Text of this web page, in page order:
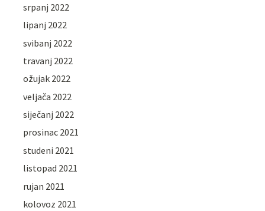
srpanj 2022
lipanj 2022
svibanj 2022
travanj 2022
ožujak 2022
veljača 2022
siječanj 2022
prosinac 2021
studeni 2021
listopad 2021
rujan 2021
kolovoz 2021